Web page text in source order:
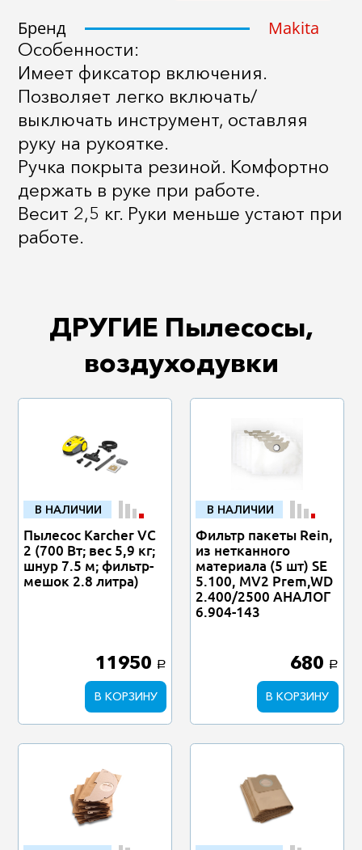
Бренд Makita
Особенности:
Имеет фиксатор включения.
Позволяет легко включать/
выключать инструмент, оставляя
руку на рукоятке.
Ручка покрыта резиной. Комфортно
держать в руке при работе.
Весит 2,5 кг. Руки меньше устают при
работе.
ДРУГИЕ Пылесосы,
воздуходувки
В НАЛИЧИИ
Пылесос Karcher VC
2 (700 Вт; вес 5,9 кг;
шнур 7.5 м; фильтр-
мешок 2.8 литра)
11950 a
В КОРЗИНУ
В НАЛИЧИИ
Фильтр пакеты Rein,
из нетканного
материала (5 шт) SE
5.100, MV2 Prem,WD
2.400/2500 АНАЛОГ
6.904-143
680 a
В КОРЗИНУ